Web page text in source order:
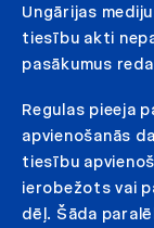
Ungārijas
tiesību akti
pasākumus
Regulas pieeja
apvienošanās
tiesību
ierobežots vai
dēļ. Šāda